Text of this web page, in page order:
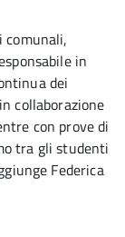
comunali,
in
dei
collaborazione
con prove di
tra gli studenti
Federica